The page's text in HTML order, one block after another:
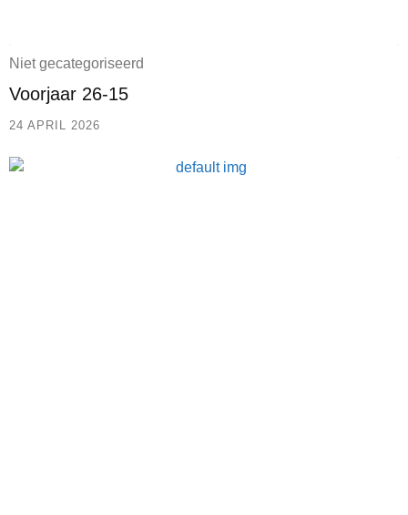
Niet gecategoriseerd
Voorjaar 26-15
24 APRIL 2026